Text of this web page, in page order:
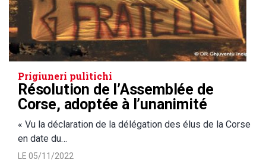
Prigiuneri pulìtichi
Résolution de l’Assemblée de
Corse, adoptée à l’unanimité
« Vu la déclaration de la délégation des élus de la Corse
en date du…
LE 05/11/2022